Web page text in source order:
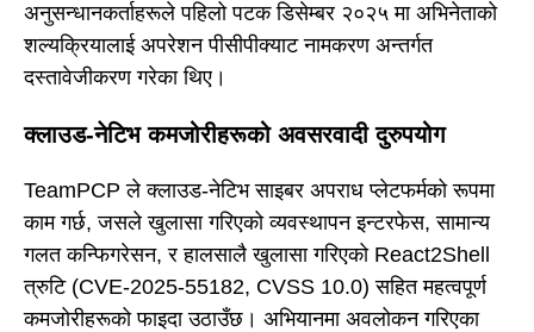
अनुसन्धानकर्ताहरूले पहिलो पटक डिसेम्बर २०२५ मा अभिनेताको
शल्यक्रियालाई अपरेशन पीसीपीक्याट नामकरण अन्तर्गत
दस्तावेजीकरण गरेका थिए।
क्लाउड-नेटिभ कमजोरीहरूको अवसरवादी दुरुपयोग
TeamPCP ले क्लाउड-नेटिभ साइबर अपराध प्लेटफर्मको रूपमा
काम गर्छ, जसले खुलासा गरिएको व्यवस्थापन इन्टरफेस, सामान्य
गलत कन्फिगरेसन, र हालसालै खुलासा गरिएको React2Shell
त्रुटि (CVE-2025-55182, CVSS 10.0) सहित महत्वपूर्ण
कमजोरीहरूको फाइदा उठाउँछ। अभियानमा अवलोकन गरिएका